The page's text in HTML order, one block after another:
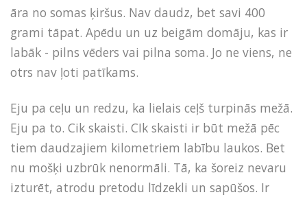
āra no somas ķiršus. Nav daudz, bet savi 400
grami tāpat. Apēdu un uz beigām domāju, kas ir
labāk - pilns vēders vai pilna soma. Jo ne viens, ne
otrs nav ļoti patīkams.
Eju pa ceļu un redzu, ka lielais ceļš turpinās mežā.
Eju pa to. Cik skaisti. CIk skaisti ir būt mežā pēc
tiem daudzajiem kilometriem labību laukos. Bet
nu mošķi uzbrūk nenormāli. Tā, ka šoreiz nevaru
izturēt, atrodu pretodu līdzekli un sapūšos. Ir